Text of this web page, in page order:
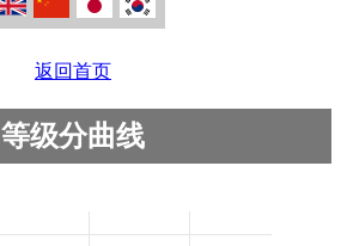
返回首页
等级分曲线